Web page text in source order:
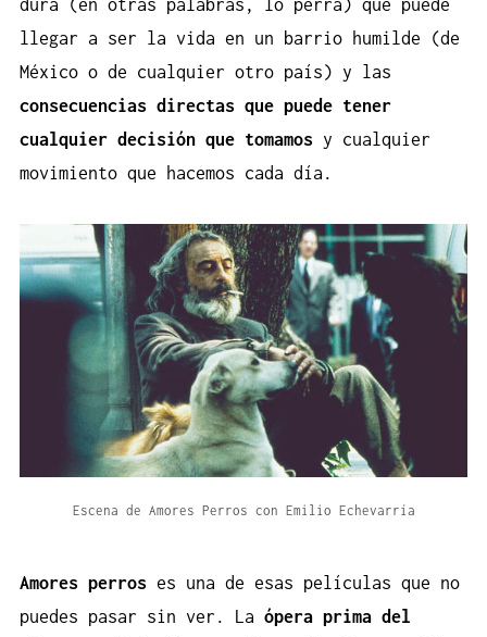
dura (en otras palabras, lo perra) que puede
llegar a ser la vida en un barrio humilde (de
México o de cualquier otro país) y las
consecuencias directas que puede tener
cualquier decisión que tomamos y cualquier
movimiento que hacemos cada día.
Escena de Amores Perros con Emilio Echevarría
Amores perros es una de esas películas que no
puedes pasar sin ver. La ópera prima del